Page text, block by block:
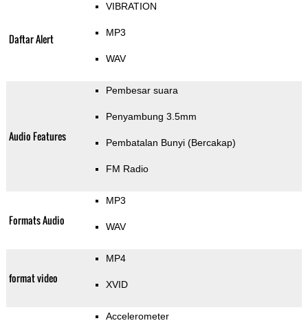
Daftar Alert
VIBRATION
MP3
WAV
Audio Features
Pembesar suara
Penyambung 3.5mm
Pembatalan Bunyi (Bercakap)
FM Radio
Formats Audio
MP3
WAV
format video
MP4
XVID
Accelerometer